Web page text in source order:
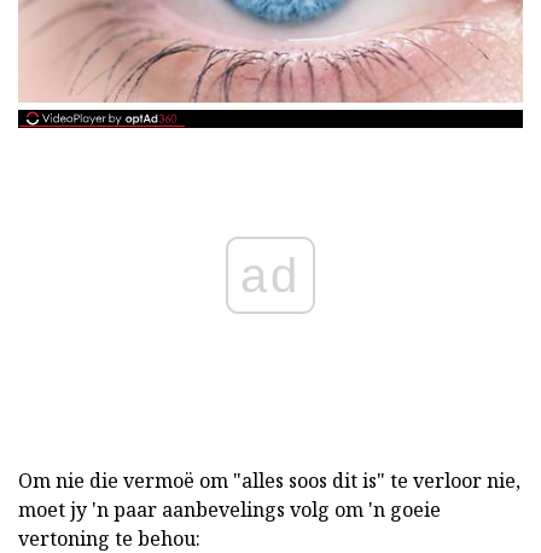
ad
Om nie die vermoë om "alles soos dit is" te verloor nie,
moet jy 'n paar aanbevelings volg om 'n goeie
vertoning te behou: